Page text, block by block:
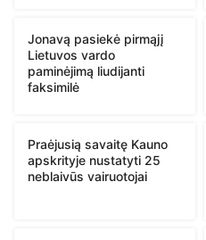
Jonavą pasiekė pirmąjį
Lietuvos vardo
paminėjimą liudijanti
faksimilė
Praėjusią savaitę Kauno
apskrityje nustatyti 25
neblaivūs vairuotojai